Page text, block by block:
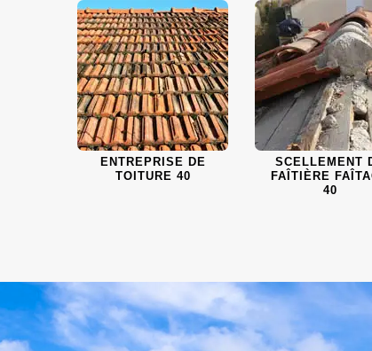
ENTREPRISE DE
TOITURE 40
SCELLEMENT
FAÎTIÈRE
40